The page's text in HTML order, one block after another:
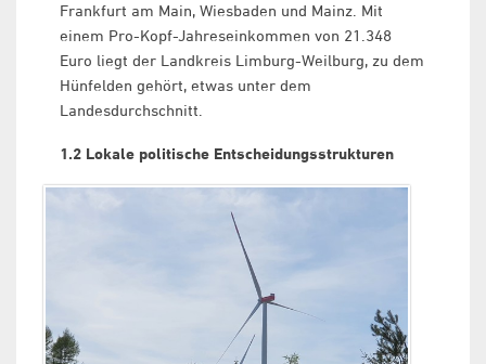
Frankfurt am Main, Wiesbaden und Mainz. Mit
einem Pro-Kopf-Jahreseinkommen von 21.348
Euro liegt der Landkreis Limburg-Weilburg, zu dem
Hünfelden gehört, etwas unter dem
Landesdurchschnitt.
1.2 Lokale politische Entscheidungsstrukturen